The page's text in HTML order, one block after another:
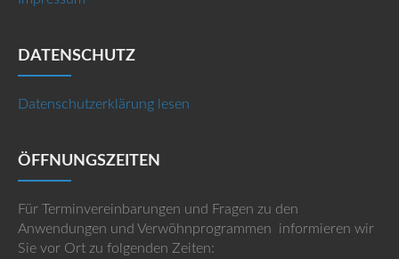
DATENSCHUTZ
Datenschutzerklärung lesen
ÖFFNUNGSZEITEN
Für Terminvereinbarungen und Fragen zu den
Anwendungen und Verwöhnprogrammen informieren wir
Sie vor Ort zu folgenden Zeiten: